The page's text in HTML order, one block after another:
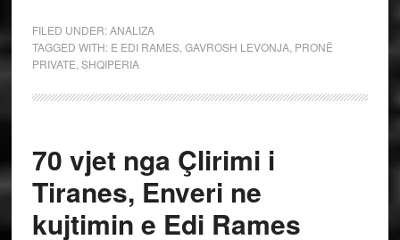
FILED UNDER:ANALIZA
TAGGED WITH: E EDI RAMES, GAVROSH LEVONJA, PRONË
PRIVATE SHQIPERIA
70 vjet nga Çlirimi i
Tiranes, Enveri ne
kujtimin e Edi Rames